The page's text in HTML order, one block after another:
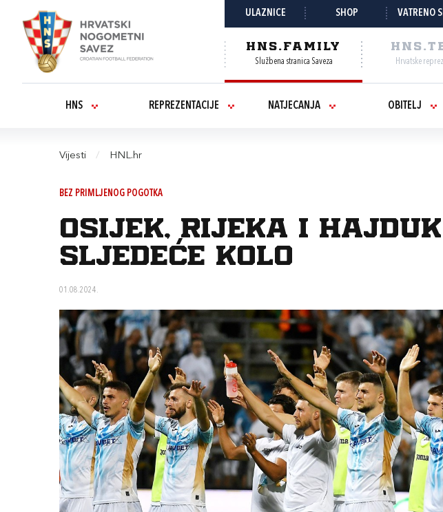
ULAZNICE SHOP VATRENO
HNS.FAMILY
Službena stranica Saveza Hrvatske
HNS REPREZENTACIJE NATJECANJA OBITELJ
Vijesti / HNL.hr
BEZ PRIMLJENOG POGOTKA
Osijek, Rijeka i
sljedeće kolo
01.08.2024.